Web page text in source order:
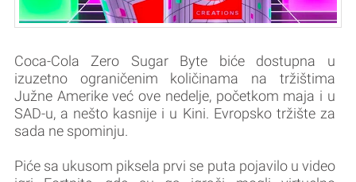
Coca-Cola Zero Sugar Byte biće dostupna u
izuzetno ograničenim količinama na tržištima
Južne Amerike već ove nedelje, početkom maja i u
SAD-u, a nešto kasnije i u Kini. Evropsko tržište za
sada ne spominju.
Piće sa ukusom piksela prvi se puta pojavilo u video